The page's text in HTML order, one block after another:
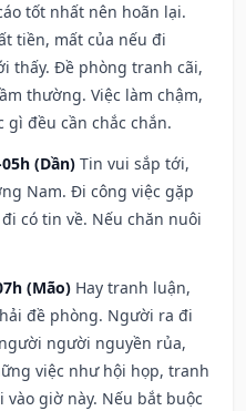
tốt nhất nên hoãn lại.
tiền, mất của nếu đi
thấy. Đề phòng tranh cãi,
thường. Việc làm chậm,
đều cần chắc chắn.
(Dần) Tin vui sắp tới,
Nam. Đi công việc gặp
có tin về. Nếu chăn nuôi
(Mão) Hay tranh luận,
đề phòng. Người ra đi
người nguyền rủa,
việc như hội họp, tranh
giờ này. Nếu bắt buộc